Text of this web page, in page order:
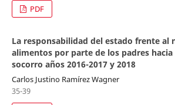
PDF
La responsabilidad del estado frente al
alimentos por parte de los padres hacia
socorro años 2016-2017 y 2018
Carlos Justino Ramírez Wagner
35-39